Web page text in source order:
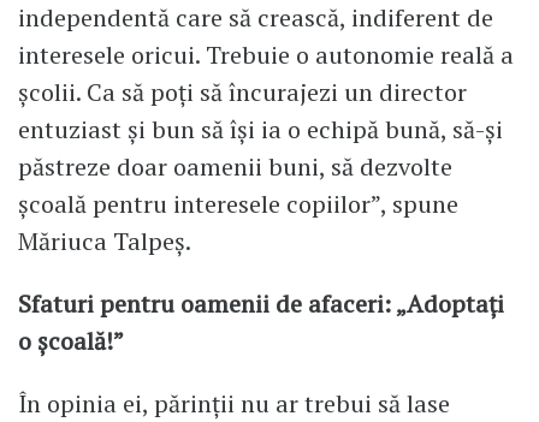
independentă care să crească, indiferent de
interesele oricui. Trebuie o autonomie reală a
școlii. Ca să poți să încurajezi un director
entuziast și bun să își ia o echipă bună, să-și
păstreze doar oamenii buni, să dezvolte
școală pentru interesele copiilor”, spune
Măriuca Talpeș.
Sfaturi pentru oamenii de afaceri: „Adoptați
o școală!”
În opinia ei, părinții nu ar trebui să lase